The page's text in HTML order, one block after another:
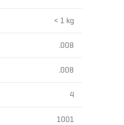
< 1 kg
.008
.008
4
1001